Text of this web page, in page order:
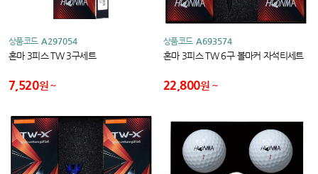
상품코드 A297054
혼마 3피스 TW 3구세트
7,520원
상품코드 A693574
혼마 3피스 TW 6구 볼마커 자석티세트
22,800원